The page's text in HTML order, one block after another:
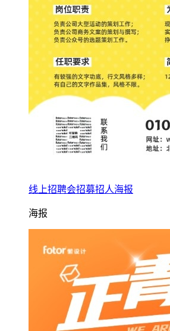
线上招聘会招募招人海报
海报